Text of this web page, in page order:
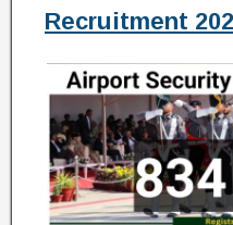
Recruitment